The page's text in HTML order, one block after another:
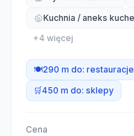
Kuchnia / aneks
+4 więcej
🍽️290 m do: restauracje
🛒450 m do: sklepy
Cena